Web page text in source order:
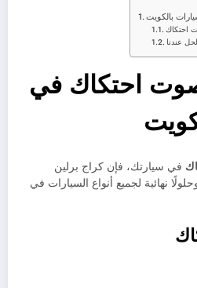
بالكويت
احتكاك
عندنا
احتكاك في
في سيارتك، فإن كراج برلين
نهائية لجميع أنواع السيارات في